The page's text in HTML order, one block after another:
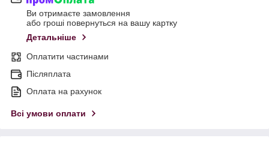
Ви отримаєте замовлення
або гроші повернуться на вашу картку
Детальніше
Оплатити частинами
Післяплата
Оплата на рахунок
Всі умови оплати